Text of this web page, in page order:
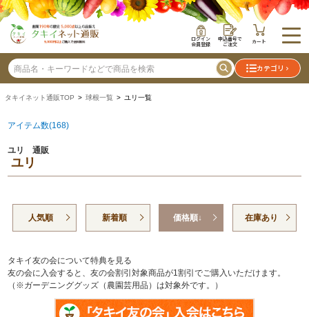
ログイン
会員登録
申込番号で
ご注文 カート
カテゴリ
タキイネット通販TOP > 球根一覧 > ユリ一覧
アイテム数(168)
ユリ 通販
ユリ
人気順 新着順 価格順↓ 在庫あり
タキイ友の会について特典を見る
友の会に入会すると、友の会割引対象商品が1割引でご購入いただけます。
（※ガーデニンググッズ（農園芸用品）は対象外です。）